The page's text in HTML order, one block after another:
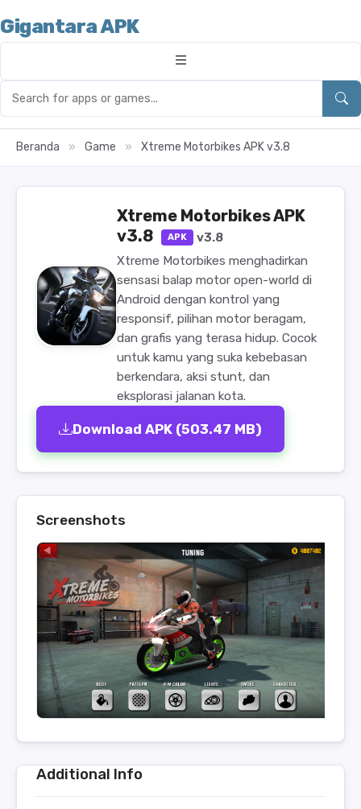
Gigantara APK
Beranda » Game » Xtreme Motorbikes APK v3.8
Xtreme Motorbikes APK
v3.8
APK
v3.8
Xtreme Motorbikes menghadirkan
sensasi balap motor open-world di
Android dengan kontrol yang
responsif, pilihan motor beragam,
dan grafis yang terasa hidup. Cocok
untuk kamu yang suka kebebasan
berkendara, aksi stunt, dan
eksplorasi jalanan kota.
Download APK (503.47 MB)
Screenshots
Additional Info